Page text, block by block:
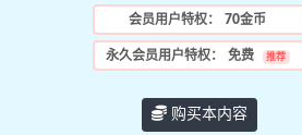
会员用户特权： 70金币
永久会员用户特权： 免费 推荐
购买本内容